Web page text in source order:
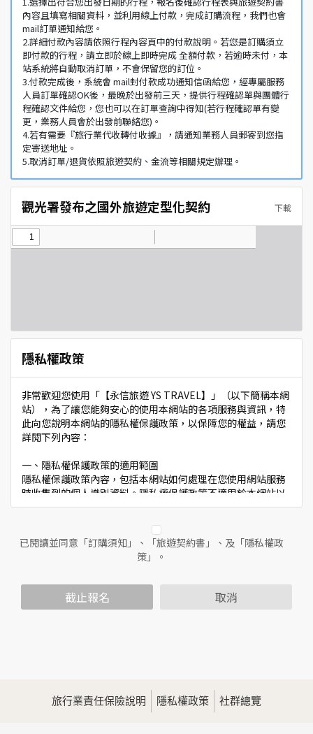
內容且填寫相關資料，並利用線上付款，完成訂購流程，我們也會
mail訂單通知給您。
2.詳細付款內容請依照行程內容頁中的付款說明。若您是訂購須立
即付款的行程，請立即於線上即時完成 全額付款，若逾時未付，本
站系統將自動取消訂單，不會保留您的訂位。
3.付款完成後，系統會 mail封付款成功通知信函給您，經專屬服務
人員訂單確認OK後，最晚於出發前三天，提供行程確認單與團體行
程確認文件給您，您也可以在訂單查詢中得知(若行程確認單有變
更，業務人員會於出發前聯絡您)。
4.若有需要『旅行業代收轉付收據』，請通知業務人員郵寄到您指
定寄送地址。
5.取消訂單/退貨依照旅遊契約、金流等相關規定辦理。
觀光署發布之國外旅遊定型化契約 下載
隱私權政策
非常歡迎您使用「【永信旅遊 YS TRAVEL】」（以下簡稱本網
站），為了讓您能夠安心的使用本網站的各項服務與資訊，特
此向您說明本網站的隱私權保護政策，以保障您的權益，請您
詳閱下列內容：
一、隱私權保護政策的適用範圍
隱私權保護政策內容，包括本網站如何處理在您使用網站服務
時收集到的個人識別資料。隱私權保護政策不適用於本網站以
外的相關連結網站，也不適用於非本網站所委託或參與管理的
二、個人資料的蒐集、處理及利用方式
當您造訪本網站或使用本網站所提供之功能服務時，我們將視
範圍內處理及利用您的個人資料；非經您書面同意，本網站不
會將個人資料用於其他用途。
為提供精確的服務，我們會將收集的問卷調查內容進行統計與
分析，分析結果之統計數據或說明文字呈現，除供內部研究
已閱讀並同意「訂購須知」、「旅遊契約書」、及「隱私權政
策」。
截止報名 取消
旅行業責任保險說明 隱私權政策 社群總覽